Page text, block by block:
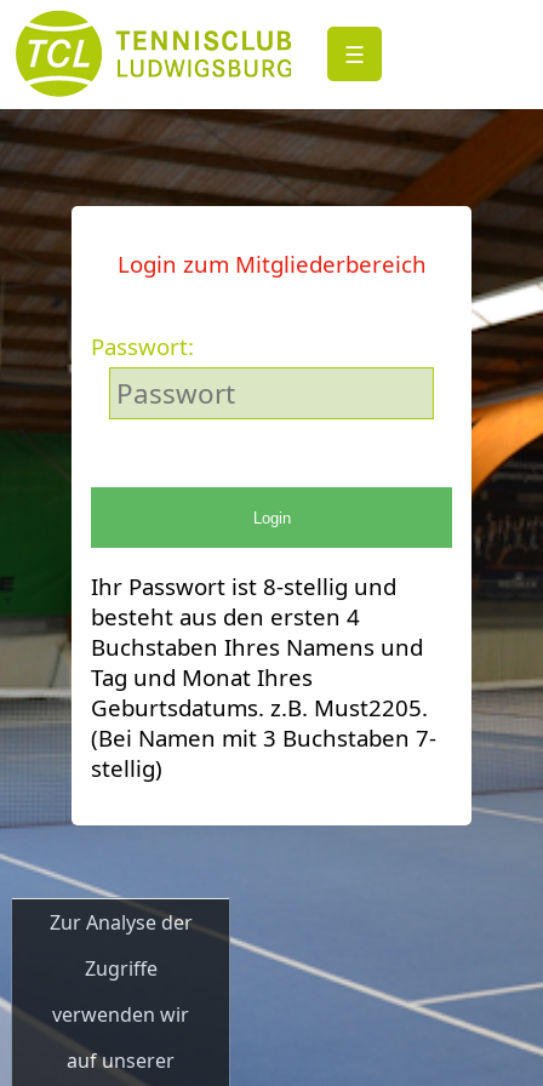
Zur Analyse der
Zugriffe
verwenden wir
auf unserer
☰
Login zum Mitgliederbereich
Passwort:
Login
Ihr Passwort ist 8-stellig und
besteht aus den ersten 4
Buchstaben Ihres Namens und
Tag und Monat Ihres
Geburtsdatums. z.B. Must2205.
(Bei Namen mit 3 Buchstaben 7-
stellig)